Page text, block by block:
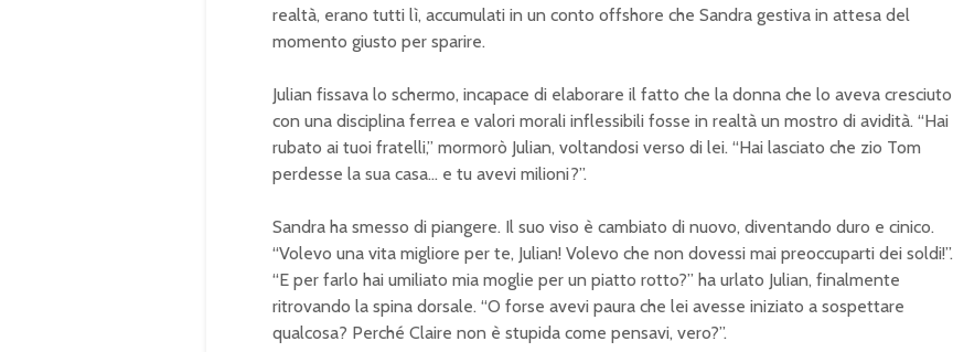
realtà, erano tutti lì, accumulati in un conto offshore che Sandra gestiva in attesa del
momento giusto per sparire.
Julian fissava lo schermo, incapace di elaborare il fatto che la donna che lo aveva cresciuto
con una disciplina ferrea e valori morali inflessibili fosse in realtà un mostro di avidità. “Hai
rubato ai tuoi fratelli,” mormorò Julian, voltandosi verso di lei. “Hai lasciato che zio Tom
perdesse la sua casa… e tu avevi milioni?”.
Sandra ha smesso di piangere. Il suo viso è cambiato di nuovo, diventando duro e cinico.
“Volevo una vita migliore per te, Julian! Volevo che non dovessi mai preoccuparti dei soldi!”.
“E per farlo hai umiliato mia moglie per un piatto rotto?” ha urlato Julian, finalmente
ritrovando la spina dorsale. “O forse avevi paura che lei avesse iniziato a sospettare
qualcosa? Perché Claire non è stupida come pensavi, vero?”.